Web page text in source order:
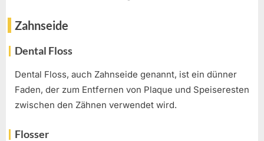
Zahnseide
Dental Floss
Dental Floss, auch Zahnseide genannt, ist ein dünner
Faden, der zum Entfernen von Plaque und Speiseresten
zwischen den Zähnen verwendet wird.
Flosser